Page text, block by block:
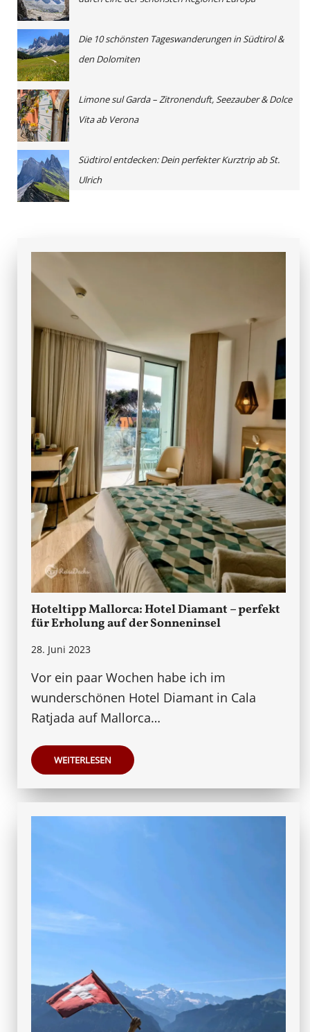
Die 10 schönsten Tageswanderungen in Südtirol &
den Dolomiten
Limone sul Garda – Zitronenduft, Seezauber & Dolce
Vita ab Verona
Südtirol entdecken: Dein perfekter Kurztrip ab St.
Ulrich
Hoteltipp Mallorca: Hotel Diamant – perfekt
für Erholung auf der Sonneninsel
28. Juni 2023
Vor ein paar Wochen habe ich im
wunderschönen Hotel Diamant in Cala
Ratjada auf Mallorca…
WEITERLESEN